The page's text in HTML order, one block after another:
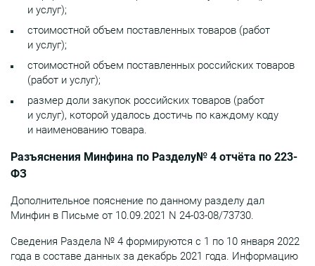
и услуг);
стоимостной объем поставленных товаров (работ
и услуг);
стоимостной объем поставленных российских товаров
(работ и услуг);
размер доли закупок российских товаров (работ
и услуг), которой удалось достичь по каждому коду
и наименованию товара.
Разъяснения Минфина по Разделу№ 4 отчёта по 223-
ФЗ
Дополнительное пояснение по данному разделу дал
Минфин в Письме от 10.09.2021 N 24-03-08/73730.
Сведения Раздела № 4 формируются с 1 по 10 января 2022
года в составе данных за декабрь 2021 года. Информацию